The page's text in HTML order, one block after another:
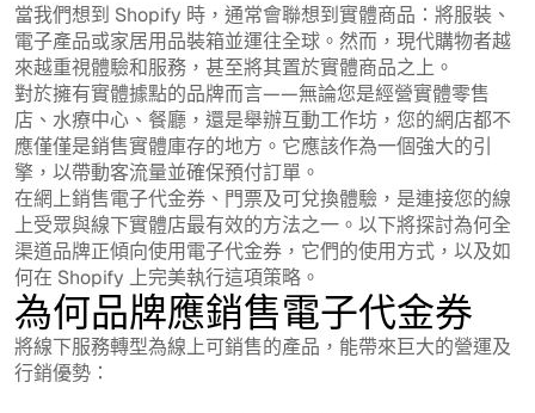
當我們想到 Shopify 時，通常會聯想到實體商品：將服裝、
電子產品或家居用品裝箱並運往全球。然而，現代購物者越
來越重視體驗和服務，甚至將其置於實體商品之上。
對於擁有實體據點的品牌而言——無論您是經營實體零售
店、水療中心、餐廳，還是舉辦互動工作坊，您的網店都不
應僅僅是銷售實體庫存的地方。它應該作為一個強大的引
擎，以帶動客流量並確保預付訂單。
在網上銷售電子代金券、門票及可兌換體驗，是連接您的線
上受眾與線下實體店最有效的方法之一。以下將探討為何全
渠道品牌正傾向使用電子代金券，它們的使用方式，以及如
何在 Shopify 上完美執行這項策略。
為何品牌應銷售電子代金券
將線下服務轉型為線上可銷售的產品，能帶來巨大的營運及
行銷優勢：